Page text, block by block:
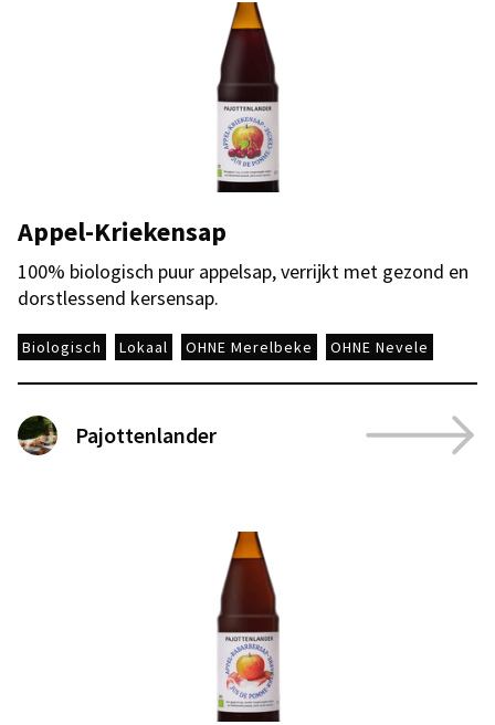
Appel-Kriekensap
100% biologisch puur appelsap, verrijkt met gezond en
dorstlessend kersensap.
Biologisch Lokaal OHNE Merelbeke OHNE Nevele
Pajottenlander